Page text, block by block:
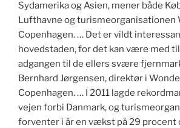
Sydamerika og Asien, mener både
Lufthavne og turismeorganisationen
Copenhagen. … Det er vildt
hovedstaden, for det kan være med
adgangen til de ellers svære
Bernhard Jørgensen, direktør i
Copenhagen. … I 2011 lagde
vejen forbi Danmark, og
forventer i år en vækst på 29 procent